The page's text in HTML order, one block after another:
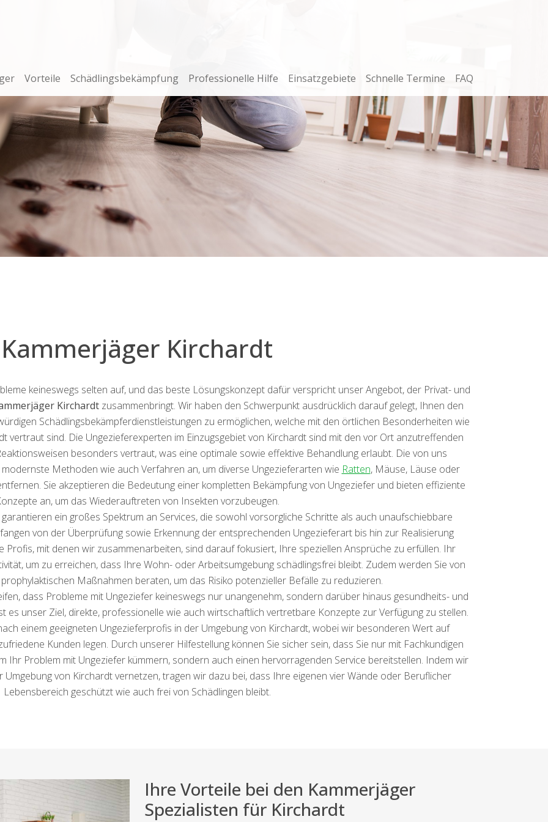
Vorteile Schädlingsbekämpfung Professionelle Hilfe Einsatzgebiete Schnelle Termine FAQ
Kammerjäger Kirchardt
keineswegs selten auf, und das beste Lösungskonzept dafür verspricht unser Angebot, der Privat- und
Kirchardt zusammenbringt. Wir haben den Schwerpunkt ausdrücklich darauf gelegt, Ihnen den
Schädlingsbekämpferdienstleistungen zu ermöglichen, welche mit den örtlichen Besonderheiten wie
vertraut sind. Die Ungezieferexperten im Einzugsgebiet von Kirchardt sind mit den vor Ort anzutreffenden
besonders vertraut, was eine optimale sowie effektive Behandlung erlaubt. Die von uns
Methoden wie auch Verfahren an, um diverse Ungezieferarten wie Ratten, Mäuse, Läuse oder
Sie akzeptieren die Bedeutung einer kompletten Bekämpfung von Ungeziefer und bieten effiziente
an, um das Wiederauftreten von Insekten vorzubeugen.
ein großes Spektrum an Services, die sowohl vorsorgliche Schritte als auch unaufschiebbare
von der Überprüfung sowie Erkennung der entsprechenden Ungezieferart bis hin zur Realisierung
mit denen wir zusammenarbeiten, sind darauf fokusiert, Ihre speziellen Ansprüche zu erfüllen. Ihr
um zu erreichen, dass Ihre Wohn- oder Arbeitsumgebung schädlingsfrei bleibt. Zudem werden Sie von
Maßnahmen beraten, um das Risiko potenzieller Befälle zu reduzieren.
dass Probleme mit Ungeziefer keineswegs nur unangenehm, sondern darüber hinaus gesundheits- und
es unser Ziel, direkte, professionelle wie auch wirtschaftlich vertretbare Konzepte zur Verfügung zu stellen.
einem geeigneten Ungezieferprofis in der Umgebung von Kirchardt, wobei wir besonderen Wert auf
Kunden legen. Durch unserer Hilfestellung können Sie sicher sein, dass Sie nur mit Fachkundigen
Ihr Problem mit Ungeziefer kümmern, sondern auch einen hervorragenden Service bereitstellen. Indem wir
von Kirchardt vernetzen, tragen wir dazu bei, dass Ihre eigenen vier Wände oder Beruflicher
Lebensbereich geschützt wie auch frei von Schädlingen bleibt.
Ihre Vorteile bei den Kammerjäger
Spezialisten für Kirchardt